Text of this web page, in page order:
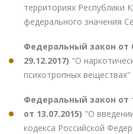
территориях Республики
федерального значения
Федеральный закон от
29.12.2017) "О
психотропных веществах"
Федеральный закон от
от 13.07.2015) "О
кодекса Российской